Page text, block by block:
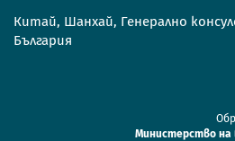
Китай, Шанхай, Генерално
България
Mинистерство